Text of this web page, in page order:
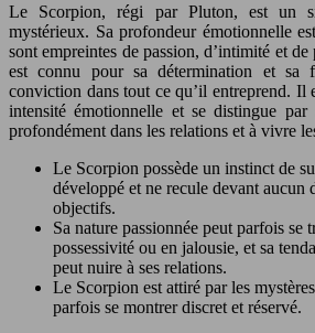
Le Scorpion, régi par Pluton, est un
mystérieux. Sa profondeur émotionnelle
sont empreintes de passion, d’intimité et
est connu pour sa détermination et sa
conviction dans tout ce qu’il entreprend. Il
intensité émotionnelle et se distingue par
profondément dans les relations et à vivre
Le Scorpion possède un instinct de
développé et ne recule devant aucun
objectifs.
Sa nature passionnée peut parfois se
possessivité ou en jalousie, et sa
peut nuire à ses relations.
Le Scorpion est attiré par les
parfois se montrer discret et réservé.